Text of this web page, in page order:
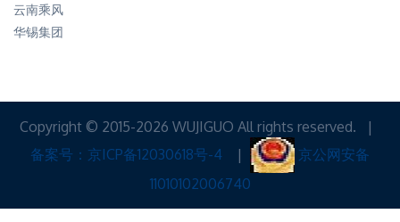
云南乘风
华锡集团
Copyright © 2015-2026 WUJIGUO All rights reserved. |
备案号：京ICP备12030618号-4
|
京公网安备
11010102006740